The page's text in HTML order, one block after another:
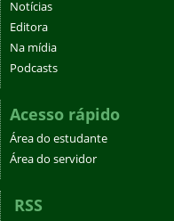
Notícias
Editora
Na mídia
Podcasts
Acesso rápido
Área do estudante
Área do servidor
RSS